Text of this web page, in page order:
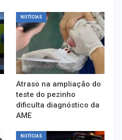
NOTÍCIAS
Atraso na ampliação do
teste do pezinho
dificulta diagnóstico da
AME
NOTÍCIAS